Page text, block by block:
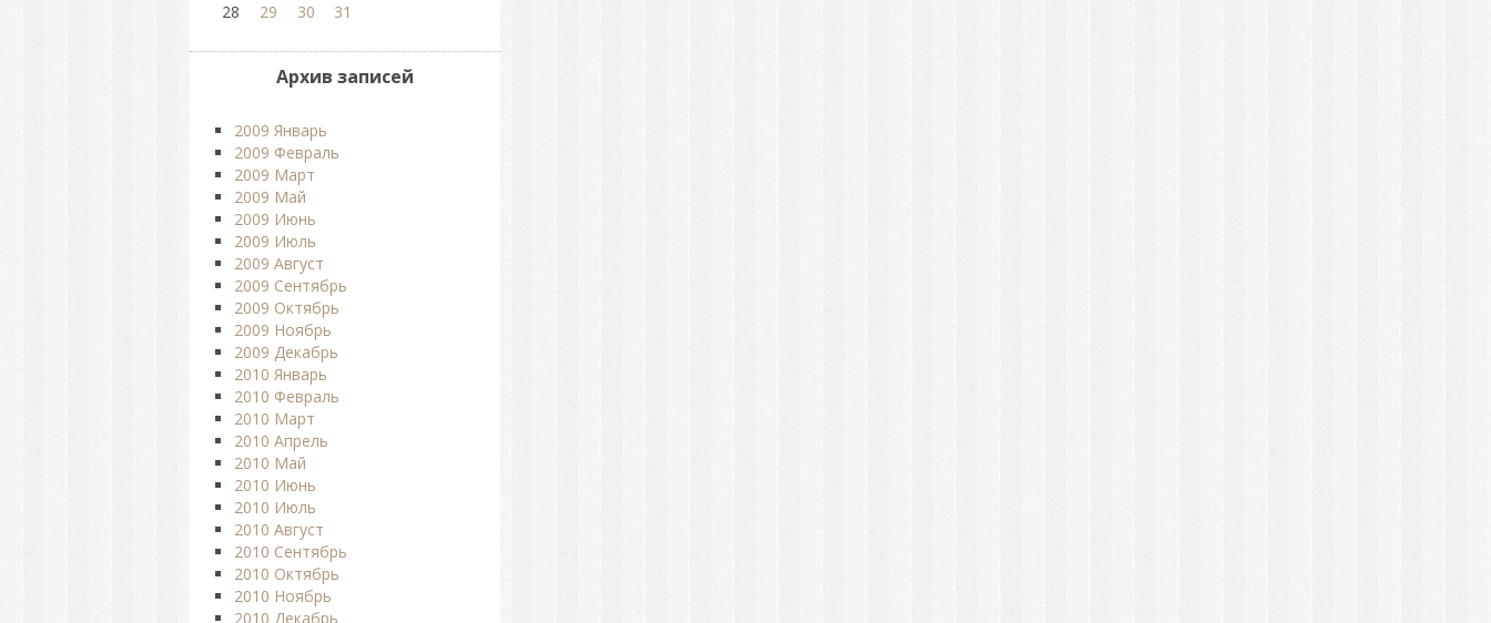
28
29 30 31
Архив записей
2009 Январь
2009 Февраль
2009 Март
2009 Май
2009 Июнь
2009 Июль
2009 Август
2009 Сентябрь
2009 Октябрь
2009 Ноябрь
2009 Декабрь
2010 Январь
2010 Февраль
2010 Март
2010 Апрель
2010 Май
2010 Июнь
2010 Июль
2010 Август
2010 Сентябрь
2010 Октябрь
2010 Ноябрь
2010 Декабрь